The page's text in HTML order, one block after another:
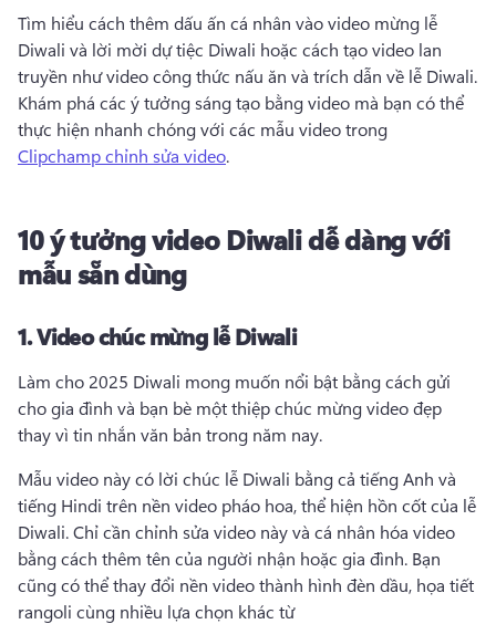
Tìm hiểu cách thêm dấu ấn cá nhân vào video mừng lễ
Diwali và lời mời dự tiệc Diwali hoặc cách tạo video lan
Khám phá các ý tưởng sáng tạo bằng video mà bạn có thể
thực hiện nhanh chóng với các mẫu video trong
Clipchamp chỉnh sửa video.
10 ý tưởng video Diwali dễ dàng với
mẫu sẵn dùng
1.Video chúc mừng lễ Diwali
Làm cho 2025 Diwali mong muốn nổi bật bằng cách gửi
cho gia đình và bạn bè một thiệp chúc mừng video đẹp
thay vì tin nhắn văn bản trong năm nay.
Mẫu video này có lời chúc lễ Diwali bằng cả tiếng Anh và
tiếng Hindi trên nền video pháo hoa, thể hiện hồn cốt của lễ
Diwali. Chỉ cần chỉnh sửa video này và cá nhân hóa video
bằng cách thêm tên của người nhận hoặc gia đình. Bạn
cũng có thể thay đổi nền video thành hình đèn dầu, họa tiết
rangoli cùng nhiều lựa chọn khác từ